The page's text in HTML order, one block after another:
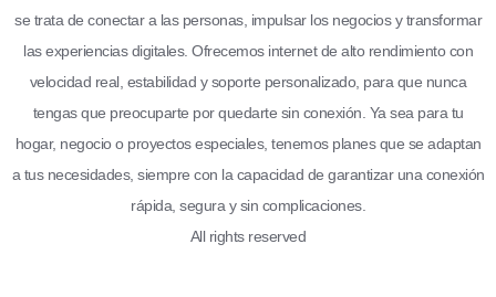
se trata de conectar a las personas, impulsar los negocios y transformar
las experiencias digitales. Ofrecemos internet de alto rendimiento con
velocidad real, estabilidad y soporte personalizado, para que nunca
tengas que preocuparte por quedarte sin conexión. Ya sea para tu
hogar, negocio o proyectos especiales, tenemos planes que se adaptan
a tus necesidades, siempre con la capacidad de garantizar una conexión
rápida, segura y sin complicaciones.
All rights reserved